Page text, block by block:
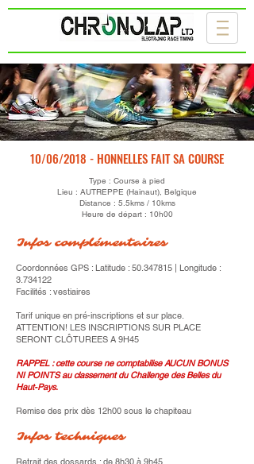
10/06/2018 - HONNELLES FAIT SA COURSE
Type : Course à pied
Lieu : AUTREPPE (Hainaut), Belgique
Distance : 5.5kms / 10kms
Heure de départ : 10h00
Infos complémentaires
Coordonnées GPS : Latitude : 50.347815 | Longitude :
3.734122
Facilités : vestiaires
Tarif unique en pré-inscriptions et sur place.
ATTENTION! LES INSCRIPTIONS SUR PLACE
SERONT CLÔTUREES A 9H45
RAPPEL : cette course ne comptabilise AUCUN BONUS
NI POINTS au classement du Challenge des Belles du
Haut-Pays.
Remise des prix dès 12h00 sous le chapiteau
Infos techniques
Retrait des dossards : de 8h30 à 9h45